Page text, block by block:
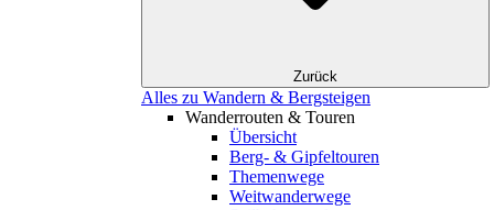
Zurück
Alles zu Wandern & Bergsteigen
Wanderrouten & Touren
Übersicht
Berg- & Gipfeltouren
Themenwege
Weitwanderwege